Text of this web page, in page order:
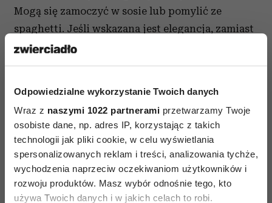
Odpowiedzialne wykorzystanie Twoich danych
Wraz z naszymi 1022 partnerami przetwarzamy Twoje
osobiste dane, np. adres IP, korzystając z takich
technologii jak pliki cookie, w celu wyświetlania
spersonalizowanych reklam i treści, analizowania tychże,
wychodzenia naprzeciw oczekiwaniom użytkowników i
rozwoju produktów. Masz wybór odnośnie tego, kto
używa Twoich danych i w jakich celach to robi.
Mogą się zamoczyć w sosie lub pomylić ze
spaghetti. Jeśli wskazana jest elegancja, zamiast
moczącego się w zupie krawata lepiej wybrać
muchę. Będzie retro i z fantazją. Nie bez
Czarny wyszczupla i oczywiście nie widać na
nim plam, nawet jeśli na ubranie skapnie sos
z sałatki. Pamiętajcie jednak, że nawet
najwygodniejsze ubranie należy z siebie po
kolacji zdjąć i wraz z partnerem spalić
nagromadzone kalorie.